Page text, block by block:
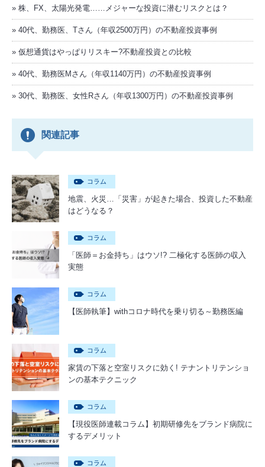
株、FX、太陽光発電……メジャーな投資に潜むリスクとは？
40代、勤務医、Tさん（年収2500万円）の不動産投資事例
仮想通貨はやっぱりリスキー?不動産投資との比較
40代、勤務医Mさん（年収1140万円）の不動産投資事例
30代、勤務医、女性Rさん（年収1300万円）の不動産投資事例
関連記事
コラム
地震、火災…「災害」が起きた場合、投資した不動産
はどうなる？
コラム
「医師＝お金持ち」はウソ!? 二極化する医師の収入
実態
コラム
【医師執筆】withコロナ時代を乗り切る～勤務医編
コラム
家賃の下落と空室リスクに効く! テナントリテンショ
ンの基本テクニック
コラム
【現役医師連載コラム】初期研修先をブランド病院に
するデメリット
コラム